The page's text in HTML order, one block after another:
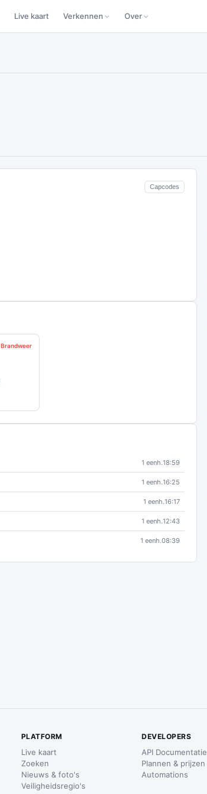
Live kaart Verkennen Over
Capcodes
Brandweer
1 eenh.18:59
1 eenh.16:25
1 eenh.16:17
1 eenh.12:43
1 eenh.08:39
PLATFORM
Live kaart
Zoeken
Nieuws & foto's
Veiligheidsregio's
DEVELOPERS
API Documentatie
Plannen & prijzen
Automations